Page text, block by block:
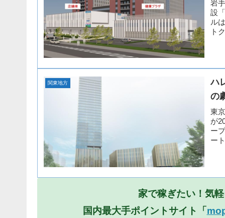
岩
設
ル
ト
関東地方
ハ
の
東
が
ー
ー
家で稼ぎたい！気
国内最大手ポイントサイト「